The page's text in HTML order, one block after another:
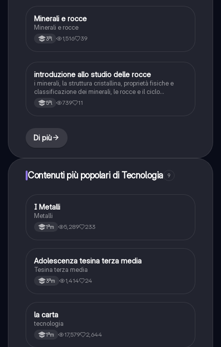
Scienze
Minerali e rocce
Minerali e rocce
3ªl 1,516 39
Scienze
introduzione allo studio delle rocce
i minerali, la struttura cristallina, proprietà fisiche e
classificazione dei minerali, le rocce e il ciclo
litogenico
5ªl 739 11
Di più
Contenuti più popolari di Tecnologia 9
Tecnologia
I Metalli
Metalli
1ªm 5,289 233
AAmbiente
Adolescenza tesina terza media
Tesina terza media
3ªm 1,414 24
LTecnologia
la carta
tecnologia
1ªm 17,579 2,644